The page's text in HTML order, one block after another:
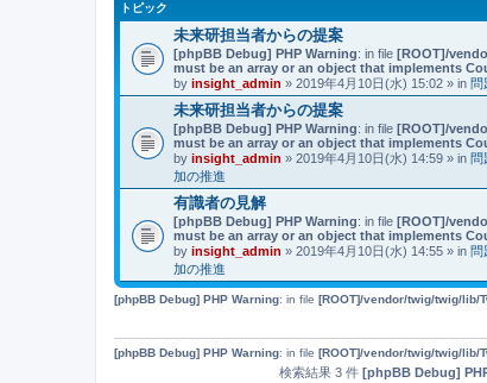
トピック
未来研担当者からの提案
[phpBB Debug] PHP Warning: in file [ROOT]/
must be an array or an object that implements
by insight_admin » 2019年4月10日(水) 15:02 » in 問
未来研担当者からの提案
[phpBB Debug] PHP Warning: in file [ROOT]/
must be an array or an object that implements
by insight_admin » 2019年4月10日(水) 14:59 » in 問
加の推進
有識者の見解
[phpBB Debug] PHP Warning: in file [ROOT]/
must be an array or an object that implements
by insight_admin » 2019年4月10日(水) 14:55 » in 問
加の推進
[phpBB Debug] PHP Warning: in file [ROOT]/vendor/twig/twig/lib/
[phpBB Debug] PHP Warning: in file [ROOT]/vendor/twig/twig/lib/
検索結果 3 件 [phpBB Debug]